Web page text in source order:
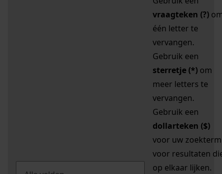
vraagteken (?)
één letter te
vervangen.
Gebruik een
sterretje (*) om
meer letters te
vervangen.
Gebruik een
dollarteken ($)
voor uw zoekterm
voor resultaten
op elkaar lijken.